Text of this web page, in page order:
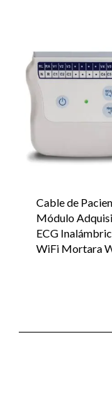
Cable de
Módulo
ECG
WiFi Mortara